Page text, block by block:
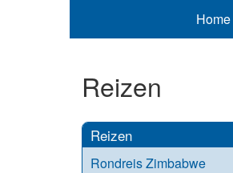
Home
Reizen
Reizen
Rondreis Zimbabwe